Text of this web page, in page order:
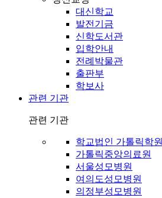
대신학교
발전기금
신학도서관
입학안내
전례박물관
출판부
학보사
관련 기관
관련 기관
학교법인 가톨릭학원
가톨릭중앙의료원
서울성모병원
여의도성모병원
의정부성모병원